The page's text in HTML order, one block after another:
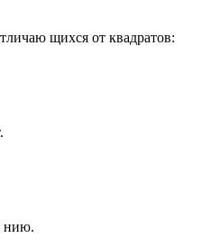
щихся от квадратов:
нию.